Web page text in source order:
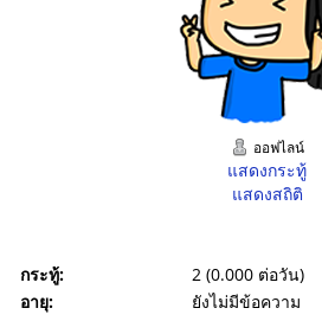
ออฟไลน์
แสดงกระทู้
แสดงสถิติ
กระทู้:
2 (0.000 ต่อวัน)
อายุ:
ยังไม่มีข้อความ